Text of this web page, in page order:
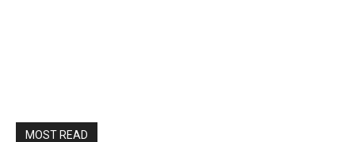
MOST READ